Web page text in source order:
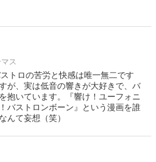
ス
トロの苦労と快感は唯一無二です
が、実は低音の響きが大好きで、バ
抱いています。『響け！ユーフォニ
バストロンボーン』という漫画を誰
んて妄想（笑）